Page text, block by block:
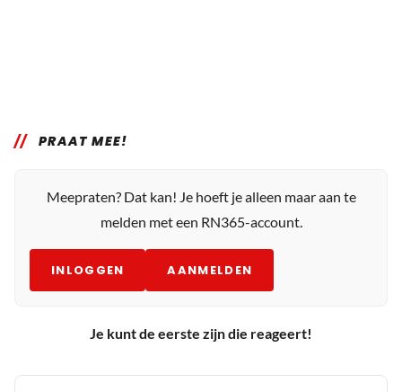
PRAAT MEE!
Meepraten? Dat kan! Je hoeft je alleen maar aan te
melden met een RN365-account.
INLOGGEN AANMELDEN
Je kunt de eerste zijn die reageert!